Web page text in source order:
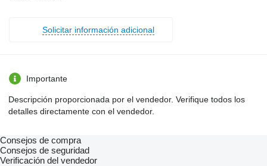
Solicitar información adicional
Importante
Descripción proporcionada por el vendedor. Verifique todos los
detalles directamente con el vendedor.
Consejos de compra
Consejos de seguridad
Verificación del vendedor